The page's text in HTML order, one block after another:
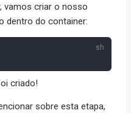
vamos criar o nosso
dentro do container:
criado!
sobre esta etapa,